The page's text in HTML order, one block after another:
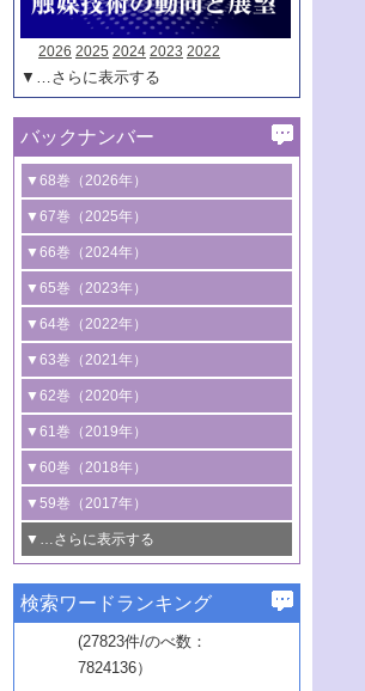
2026 2025 2024 2023 2022
▼…さらに表示する
バックナンバー
▼68巻（2026年）
1号 過酸化水素合成に関する研究動向
2号 コンピューター技術により加速する
触媒開発
3号 有機分子変換やCO 資源化のための
光触媒に関する最近の研究
B号 第137回触媒討論会（2026年）
▼67巻（2025年）
1号 CO
水素化によるグリーン燃料/グリ
ーンケミカル製造
2号 水素製造のための水分解技術に関す
る最近の研究
3号 オレフィン系樹脂の精密合成に関す
る最新技術
4号 アルコール類の効率的変換を実現す
る非貴金属触媒の研究動向
5号 ゼオライトの合成と応用における研
究動向
6号 ヘテロ接合界面
B号 第135回触媒討論会（2025年）
▼66巻（2024年）
1号 低次元ナノ構造を有する触媒材料
2号 規制反応場を活用した固体触媒研究
の新展開
3号 未踏分子変換を目指した酸化触媒プ
ロセスの最前線
4号 シンクロトロン放射光および中性子
線を利用した触媒解析技術の最先端
5号 単原子触媒
6号 参照触媒委員会からのお知らせ
B号 第133回触媒討論会（2023年）
▼65巻（2023年）
1号 炭素が関わる触媒機能
2号 プラスチックケミカルリサイクルの
ための触媒技術
3号 非酸化物系金属化合物を基盤とした
触媒材料の開発
4号 格子酸素・格子酸素欠陥を利用した
触媒反応
5号 生体触媒によるエネルギー変換反応
6号 窒素とリンの循環のための触媒・機
能性材料
▼64巻（2022年）
1号 合成ガス製造とCOを用いるケミカル
ズ合成の最新動向
2号 化学品合成のための合金触媒開発
3号 CO の排出削減および有効活用のた
めの触媒技術
4号 若手による情報発信企画～とびたて
若き触媒の研究者たち～（1）
若き触媒の研究者たち～（2）
6号 石油のノーブル・ユースを志向した
触媒技術
▼63巻（2021年）
1号 金触媒の新展開
2号 ペロブスカイト
3号 特殊反応場を利用した触媒的分子変
換反応
4号 多孔質材料を用いた触媒の新展開
5号 情報学的手法を用いた触媒開発
6号 カーボンニュートラルに向けた電解
技術
B号 第127回触媒討論会（2021年・オン
ライン開催(Zoom)のみ）
▼62巻（2020年）
1号 触媒設計を拓く欠陥構造のキャラク
タリゼーション
2号 機能化学品製造に資するクリーンな
触媒的酸化反応
3号 水処理のための触媒化学
4号 光触媒を用いた水分解の最新の研究
動向
5号 次世代の触媒プロセスを支えるマイ
▼61巻（2019年）
1号 物質移動制御に着目した触媒プロセ
ス開発
2号 CO2 フリー水素サプライチェーンに
関わる触媒開発動向
3号 精密高分子合成に関する最近の研究
動向
4号 バイオマス化成品製造のための触媒
▼60巻（2018年）
1号 固体酸触媒の最新の研究動向
2号 二酸化炭素からの有用化学品合成
3号 ナノ粒子・クラスター触媒の最前線
4号 60周年記念企画
5号 進化するゼオライト合成技術
6号 非貴金属系触媒における電気化学的
▼59巻（2017年）
1号 いたるところに，触媒
最先端技術
3号 無機分離膜材料の開発と触媒反応プ
ロセスへの適用
▼…さらに表示する
1号 ユニークな構造の高分子を生み出す触
2号 リグニンからの化成品製造に向けた触
▼57巻（2015年）
1号 水素キャリアにかかわる触媒技術の新
▼56巻（2014年）
検索ワードランキング
(27823件/のべ数：
7824136）